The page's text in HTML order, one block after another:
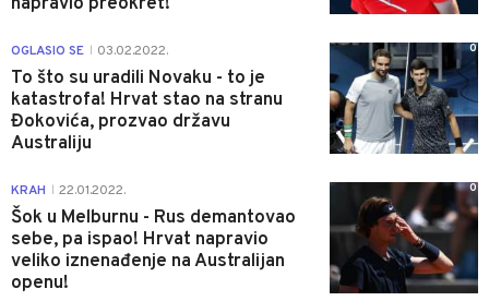
OGLASIO SE 03.02.2022.
To što su uradili Novaku - to je
katastrofa! Hrvat stao na stranu
Đokovića, prozvao državu
Australiju
0
KRAH 22.01.2022.
Šok u Melburnu - Rus demantovao
sebe, pa ispao! Hrvat napravio
veliko iznenađenje na Australijan
openu!
0